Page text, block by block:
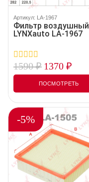
Артикул: LA-1967
Фильтр воздушный
LYNXauto LA-1967
0
out
5
1590₽ 1370 ₽
ПОСМОТРЕТЬ
-5%